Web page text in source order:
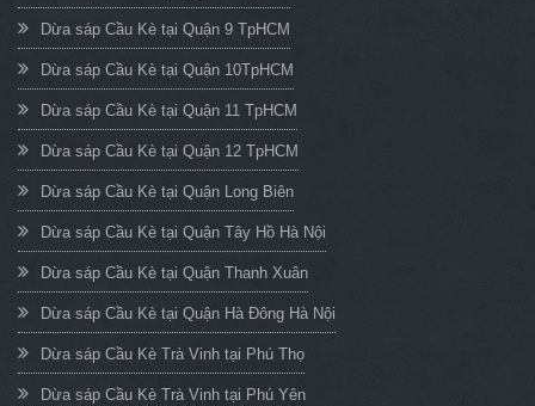
Dừa sáp Cầu Kè tại Quận 9 TpHCM
Dừa sáp Cầu Kè tại Quận 10TpHCM
Dừa sáp Cầu Kè tại Quận 11 TpHCM
Dừa sáp Cầu Kè tại Quận 12 TpHCM
Dừa sáp Cầu Kè tại Quận Long Biên
Dừa sáp Cầu Kè tại Quận Tây Hồ Hà Nội
Dừa sáp Cầu Kè tại Quận Thanh Xuân
Dừa sáp Cầu Kè tại Quận Hà Đông Hà Nội
Dừa sáp Cầu Kè Trà Vinh tại Phú Thọ
Dừa sáp Cầu Kè Trà Vinh tại Phú Yên